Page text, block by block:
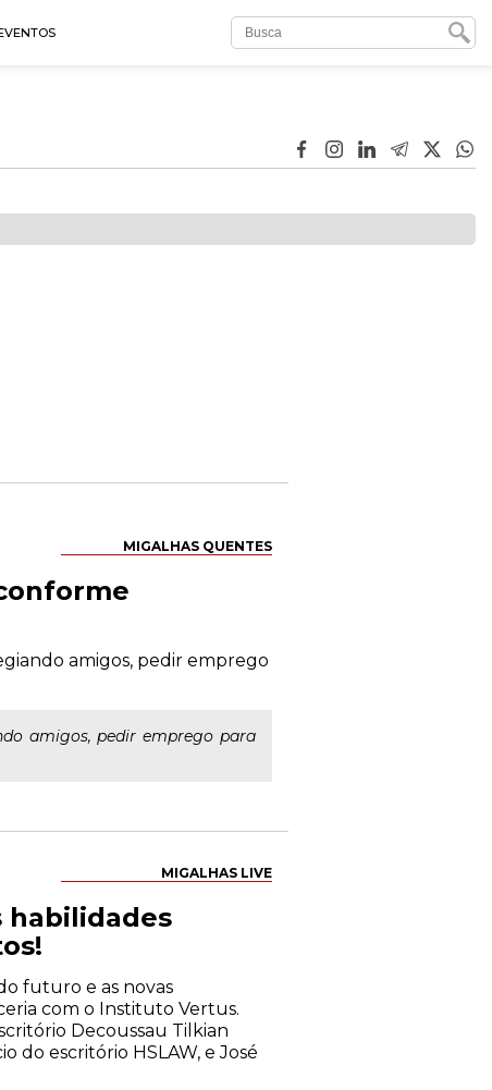
MIGALHAS QUENTES
amigos, pedir emprego
amigos, pedir emprego para
MIGALHAS LIVE
habilidades
futuro e as novas
com o Instituto Vertus.
Decoussau Tilkian
do escritório HSLAW, e José